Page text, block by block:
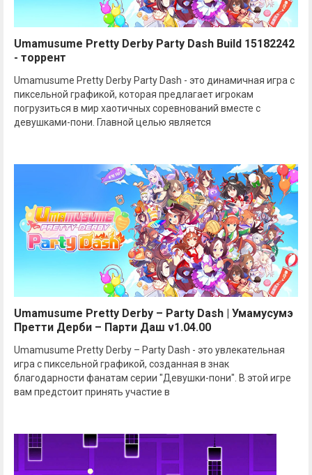
Umamusume Pretty Derby Party Dash Build 15182242
- торрент
Umamusume Pretty Derby Party Dash - это динамичная игра с
пиксельной графикой, которая предлагает игрокам
погрузиться в мир хаотичных соревнований вместе с
девушками-пони. Главной целью является
Umamusume Pretty Derby – Party Dash | Умамусумэ
Претти Дерби – Парти Даш v1.04.00
Umamusume Pretty Derby – Party Dash - это увлекательная
игра с пиксельной графикой, созданная в знак
благодарности фанатам серии "Девушки-пони". В этой игре
вам предстоит принять участие в